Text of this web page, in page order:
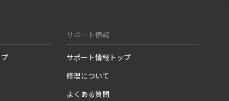
サポート情報
サポート情報トップ
修理について
よくある質問